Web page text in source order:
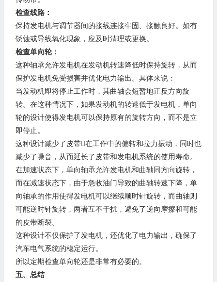
检查线路：
保持发电机与调节器间的接线连接牢固、接触良好。如有
锈蚀或导线氧化现象，应及时清理或更换。
检查单向轮：
这种轴承允许发电机在发动机转速降低时保持旋转，从而
保护发电机免受损害并优化电力输出。具体来说：
当发动机即将停止工作时，其曲轴会短暂地正反方向旋
转。在这种情况下，如果发动机的转速低于发电机，单向
轮的设计使得发电机可以保持原有的旋转方向，而不是立
即停止。
这种设计减少了皮带在工作中的偏转和拉力振动，同时也
减少了噪音，从而延长了皮带和发电机系统的使用寿命。
在加速状态下，单向轴承允许发电机和曲轴同方向旋转，
而在减速状态下，由于急收油门导致的曲轴转速下降，单
向轴承的作用使得发电机可以继续顺时针旋转，而曲轴则
可能逆时针旋转，两者互不干扰，避免了逆向摩擦和可能
的皮带断裂。
这种设计不仅保护了发电机，还优化了电力输出，确保了
汽车电气系统的稳定运行。
所以定期检查单向轮还是非常有必要的。
五、总结